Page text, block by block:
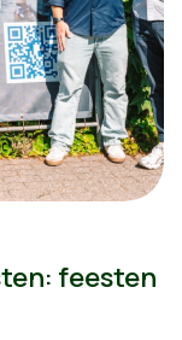
feesten